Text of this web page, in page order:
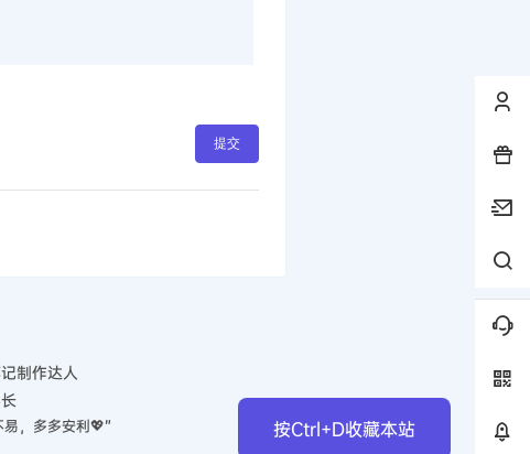
提交
按Ctrl+D收藏本站
制作达人
易，多多安利💖”